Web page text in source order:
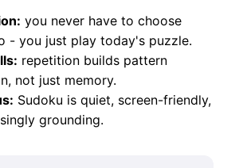
you never have to choose
- you just play today's puzzle.
repetition builds pattern
not just memory.
Sudoku is quiet, screen-friendly,
grounding.